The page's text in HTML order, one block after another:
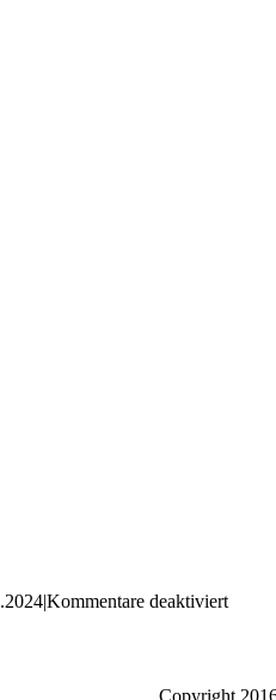
|Kommentare deaktiviertfür
Copyright